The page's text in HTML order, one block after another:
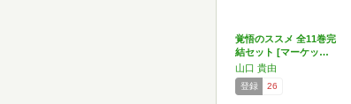
覚悟のススメ 全11巻完
結セット [マーケッ…
山口 貴由
登録 26